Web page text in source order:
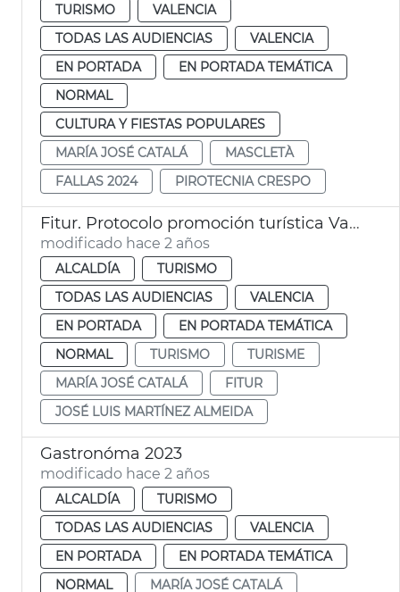
TURISMO
VALENCIA
TODAS LAS AUDIENCIAS
VALENCIA
EN PORTADA
EN PORTADA TEMÁTICA
NORMAL
CULTURA Y FIESTAS POPULARES
MARÍA JOSÉ CATALÁ
MASCLETÀ
FALLAS 2024
PIROTECNIA CRESPO
Fitur. Protocolo promoción turística Valencia-Madrid
modificado hace 2 años
ALCALDÍA
TURISMO
TODAS LAS AUDIENCIAS
VALENCIA
EN PORTADA
EN PORTADA TEMÁTICA
NORMAL
TURISMO
TURISME
MARÍA JOSÉ CATALÁ
FITUR
JOSÉ LUIS MARTÍNEZ ALMEIDA
Gastronóma 2023
modificado hace 2 años
ALCALDÍA
TURISMO
TODAS LAS AUDIENCIAS
VALENCIA
EN PORTADA
EN PORTADA TEMÁTICA
NORMAL
MARÍA JOSÉ CATALÁ